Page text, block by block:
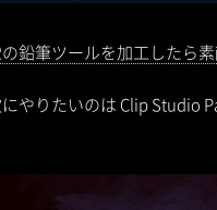
の鉛筆ツールを加工したら
やりたいのは Clip Studio